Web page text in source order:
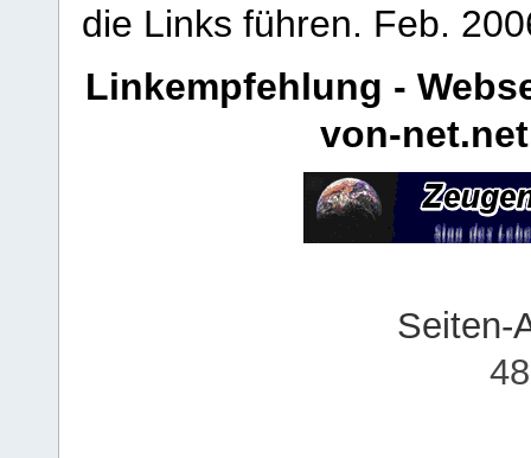
die Links führen. Feb.
Linkempfehlung -
von-net.net
Seiten-